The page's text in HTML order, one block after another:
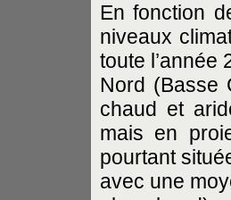
En fonction
niveaux
toute l’année
Nord (Basse
chaud et
mais en
pourtant
avec une